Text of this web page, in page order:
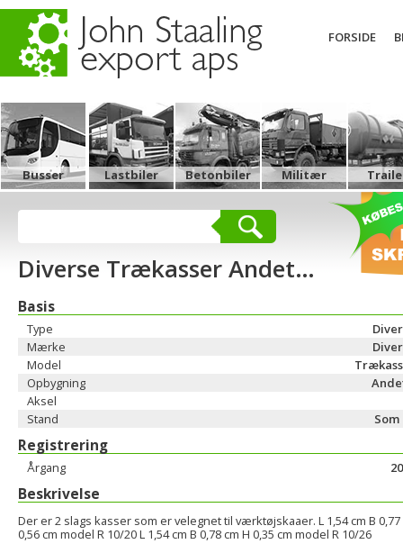
FORSIDE
Busser Lastbiler Betonbiler Militær
Diverse Trækasser Andet…
Basis
Type
Mærke
Model
Opbygning
Aksel
Stand
Som
Registrering
Årgang
Beskrivelse
Der er 2 slags kasser som er velegnet til værktøjskaaer. L 1,54 cm B 0,77
0,56 cm model R 10/20 L 1,54 cm B 0,78 cm H 0,35 cm model R 10/26